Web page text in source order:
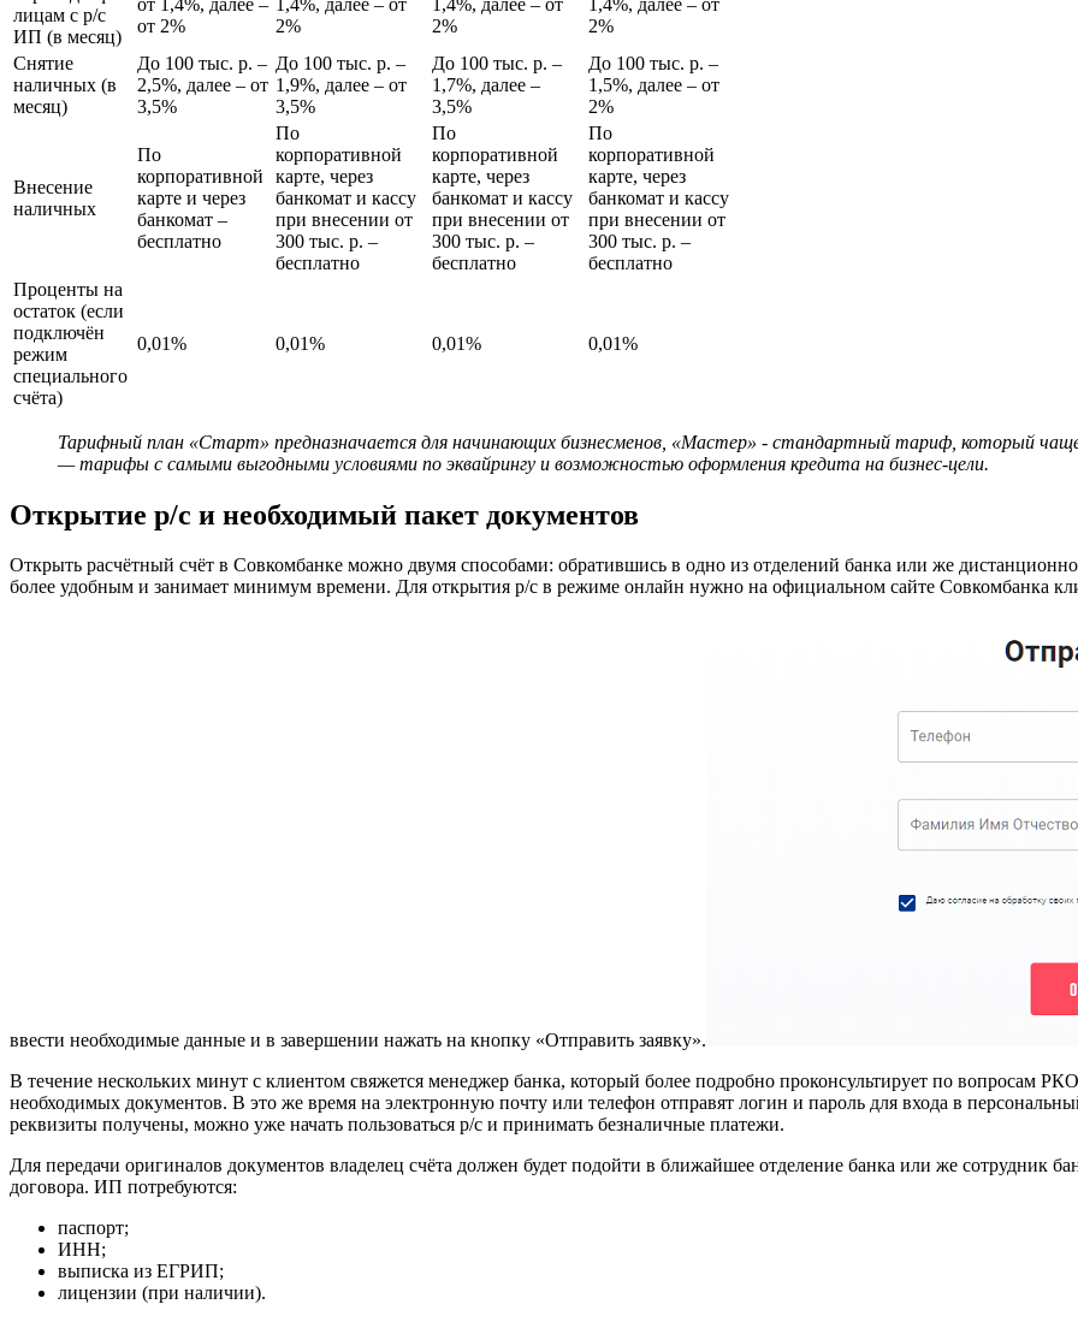
лицам с р/с
ИП (в месяц)
от 2%
2%
2%
2%
Снятие
наличных (в
месяц)
До 100 тыс. р. ‒
2,5%, далее ‒ от
3,5%
До 100 тыс. р. ‒
1,9%, далее ‒ от
3,5%
До 100 тыс. р. ‒
1,7%, далее ‒
3,5%
До 100 тыс. р. ‒
1,5%, далее ‒ от
2%
Внесение
наличных
По
корпоративной
карте и через
банкомат ‒
бесплатно
По
корпоративной
карте, через
банкомат и кассу
при внесении от
300 тыс. р. ‒
бесплатно
По
корпоративной
карте, через
банкомат и кассу
при внесении от
300 тыс. р. ‒
бесплатно
По
корпоративной
карте, через
банкомат и кассу
при внесении от
300 тыс. р. ‒
бесплатно
Проценты на
остаток (если
подключён
режим
специального
счёта)
0,01% 0,01% 0,01% 0,01%
Тарифный план «Старт» предназначается для начинающих бизнесменов, «Мастер» ­- стандартный тариф, который
— тарифы с самыми выгодными условиями по эквайрингу и возможностью оформления кредита на бизнес-цели.
Открытие р/с и необходимый пакет документов
Открыть расчётный счёт в Совкомбанке можно двумя способами: обратившись в одно из отделений банка или же
более удобным и занимает минимум времени. Для открытия р/с в режиме онлайн нужно на официальном сайте Совкомбанка
ввести необходимые данные и в завершении нажать на кнопку «Отправить заявку».
В течение нескольких минут с клиентом свяжется менеджер банка, который более подробно проконсультирует по вопросам
необходимых документов. В это же время на электронную почту или телефон отправят логин и пароль для входа в
реквизиты получены, можно уже начать пользоваться р/с и принимать безналичные платежи.
Для передачи оригиналов документов владелец счёта должен будет подойти в ближайшее отделение банка или же сотрудник
договора. ИП потребуются:
паспорт;
ИНН;
выписка из ЕГРИП;
лицензии (при наличии).